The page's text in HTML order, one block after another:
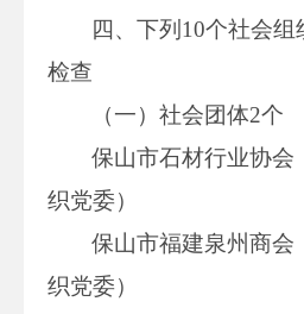
四、下列10个社会
检查
（一）社会团体2个
保山市石材行业协会
织党委）
保山市福建泉州商会
织党委）